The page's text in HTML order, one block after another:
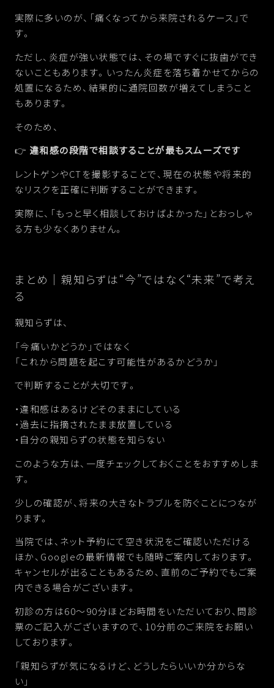
実際に多いのが、「痛くなってから来院されるケース」で
す。
ただし、炎症が強い状態では、その場ですぐに抜歯ができ
ないこともあります。いったん炎症を落ち着かせてからの
処置になるため、結果的に通院回数が増えてしまうこと
もあります。
そのため、
👉 違和感の段階で相談することが最もスムーズです
レントゲンやCTを撮影することで、現在の状態や将来的
なリスクを正確に判断することができます。
実際に、「もっと早く相談しておけばよかった」とおっしゃ
る方も少なくありません。
まとめ｜親知らずは“今”ではなく“未来”で考え
る
親知らずは、
「今痛いかどうか」ではなく
「これから問題を起こす可能性があるかどうか」
で判断することが大切です。
・違和感はあるけどそのままにしている
・過去に指摘されたまま放置している
・自分の親知らずの状態を知らない
このような方は、一度チェックしておくことをおすすめしま
す。
少しの確認が、将来の大きなトラブルを防ぐことにつなが
ります。
当院では、ネット予約にて空き状況をご確認いただける
ほか、Googleの最新情報でも随時ご案内しております。
キャンセルが出ることもあるため、直前のご予約でもご案
内できる場合がございます。
初診の方は60〜90分ほどお時間をいただいており、問診
票のご記入がございますので、10分前のご来院をお願い
しております。
「親知らずが気になるけど、どうしたらいいか分からな
い」